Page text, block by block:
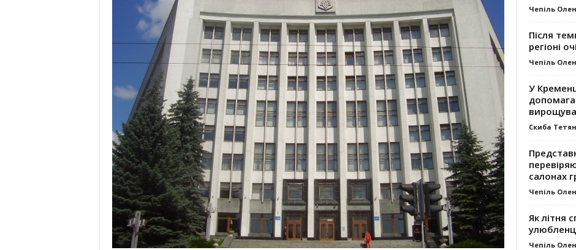
Чепіль
Після
регіоні
Чепіль
У
Скиба
салонах
Чепіль
Як літня
Чепіль